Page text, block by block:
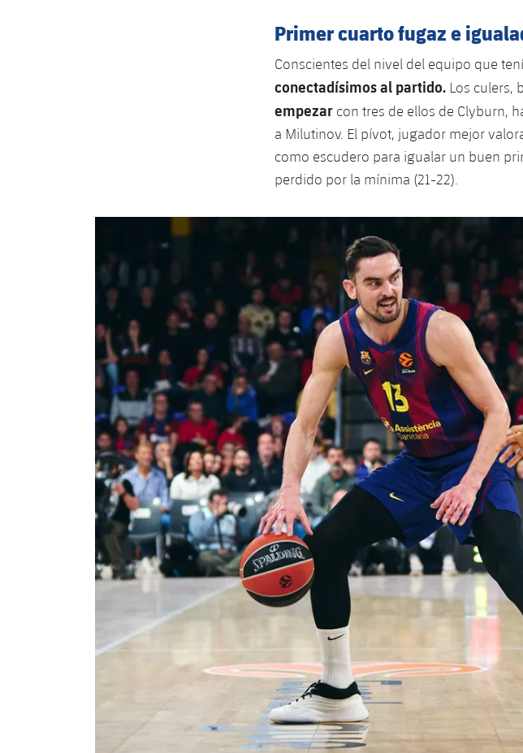
Primer cuarto fugaz e
Conscientes del nivel del equipo que
conectadísimos al partido. Los culers,
empezar con tres de ellos de Clyburn,
a Milutinov. El pívot, jugador mejor
como escudero para igualar un buen
perdido por la mínima (21-22).